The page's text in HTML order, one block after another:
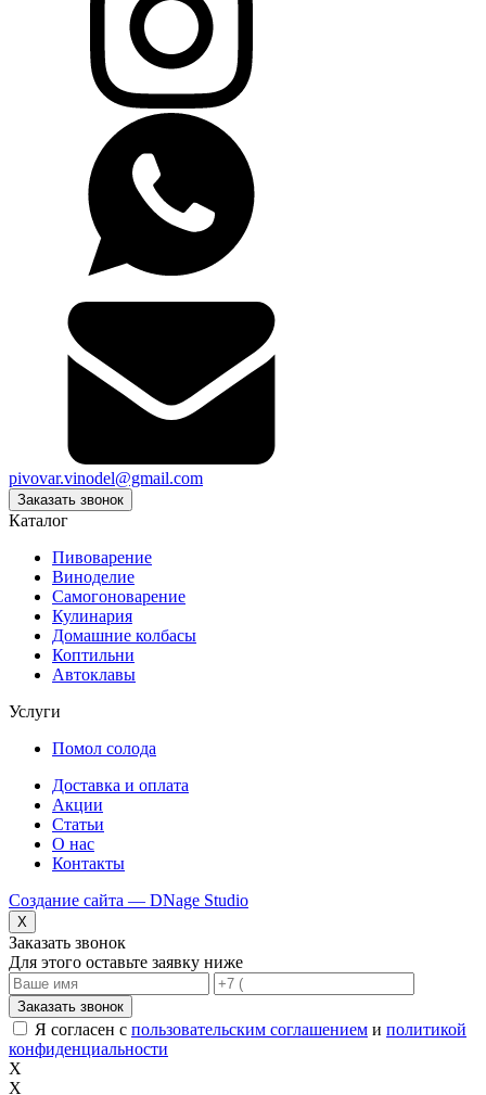
pivovar.vinodel@gmail.com
Заказать звонок
Каталог
Пивоварение
Виноделие
Самогоноварение
Кулинария
Домашние колбасы
Коптильни
Автоклавы
Услуги
Помол солода
Доставка и оплата
Акции
Статьи
О нас
Контакты
Создание сайта — DNage Studio
X
Заказать звонок
Для этого оставьте заявку ниже
Заказать звонок
Я согласен с пользовательским соглашением и политикой
конфиденциальности
X
X